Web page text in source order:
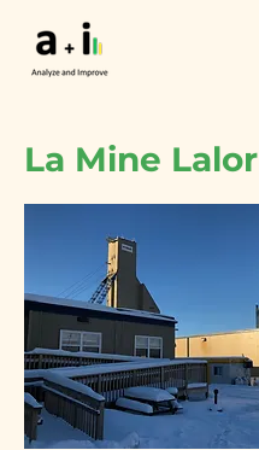
La Mine Lalor